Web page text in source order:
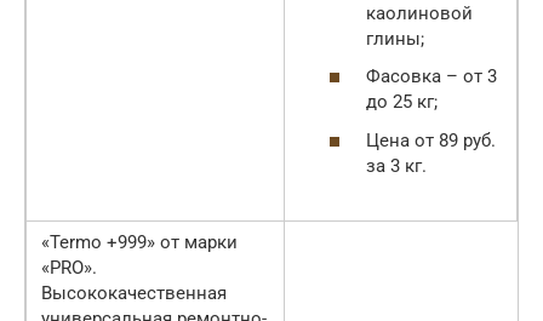
каолиновой
глины;
Фасовка – от 3
до 25 кг;
Цена от 89 руб.
за 3 кг.
«Termo +999» от марки
«PRO».
Высококачественная